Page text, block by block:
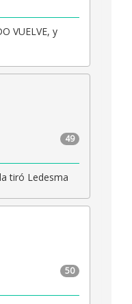
VUELVE, y
49
tiró Ledesma
50